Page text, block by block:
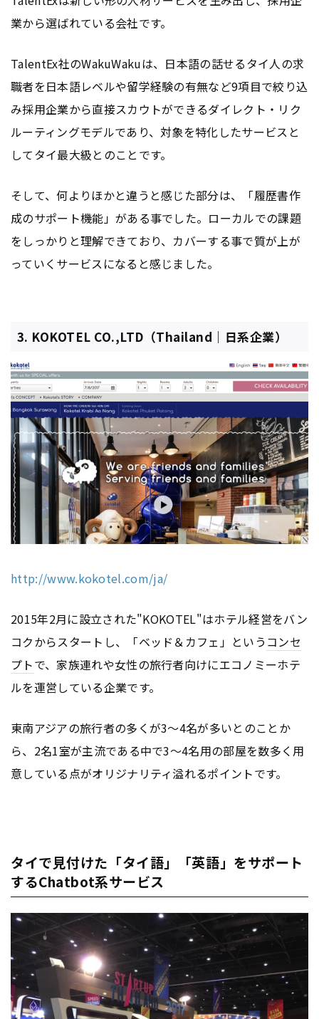
業から選ばれている会社です。
TalentEx社のWakuWakuは、日本語の話せるタイ人の求
職者を日本語レベルや留学経験の有無など9項目で絞り込
み採用企業から直接スカウトができるダイレクト・リク
ルーティングモデルであり、対象を特化したサービスと
してタイ最大級とのことです。
そして、何よりほかと違うと感じた部分は、「履歴書作
成のサポート機能」がある事でした。ローカルでの課題
をしっかりと理解できており、カバーする事で質が上が
っていくサービスになると感じました。
3. KOKOTEL CO.,LTD（Thailand｜日系企業）
http://www.kokotel.com/ja/
2015年2月に設立された"KOKOTEL"はホテル経営をバン
コクからスタートし、「ベッド＆カフェ」という コンセ
プトで、家族連れや女性の旅行者向けにエコノミーホテ
ルを運営している企業です。
東南アジアの旅行者の多くが3～4名が多いとのことか
ら、2名1室が主流である中で3～4名用の部屋を数多く用
意している点がオリジナリティ溢れるポイントです。
タイで見付けた「タイ語」「英語」をサポート
するChatbot系サービス